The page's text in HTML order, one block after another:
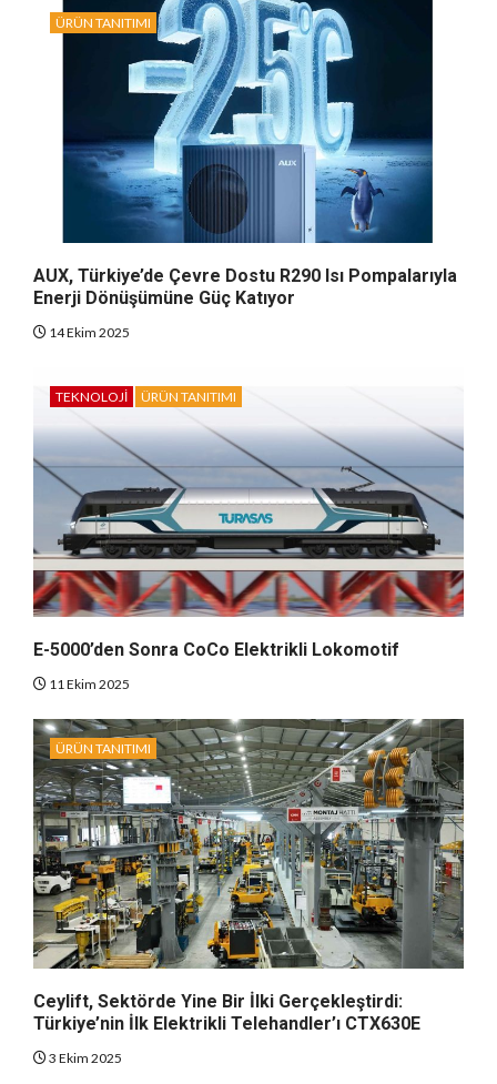
ÜRÜN TANITIMI
AUX, Türkiye’de Çevre Dostu R290 Isı Pompalarıyla
Enerji Dönüşümüne Güç Katıyor
14 Ekim 2025
TEKNOLOJI ÜRÜN TANITIMI
E-5000’den Sonra CoCo Elektrikli Lokomotif
11 Ekim 2025
ÜRÜN TANITIMI
Ceylift, Sektörde Yine Bir İlki Gerçekleştirdi:
Türkiye’nin İlk Elektrikli Telehandler’ı CTX630E
3 Ekim 2025